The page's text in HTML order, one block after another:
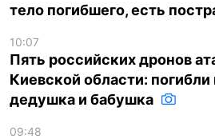
тело погибшего, есть
10:07
Пять российских дронов
Киевской области: погибли
дедушка и бабушка
09:48